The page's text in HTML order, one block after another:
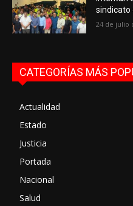
sindicato
24 de julio
CATEGORÍAS MÁS
Actualidad
Estado
Justicia
Portada
Nacional
Salud